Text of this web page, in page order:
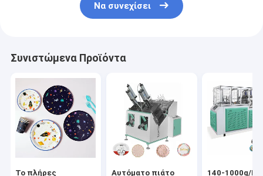
Να συνεχίσει
Συνιστώμενα Προϊόντα
Το πλήρες Αυτόματο πιάτο 140-1000g/M2